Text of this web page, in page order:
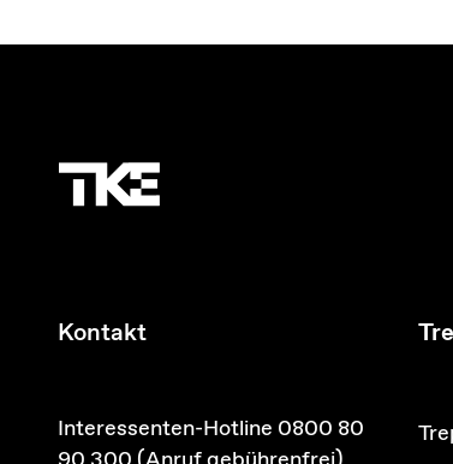
Kontakt
Interessenten-Hotline 0800 80